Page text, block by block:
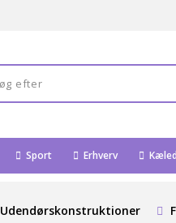
Sport Erhverv
Udendørskonstruktioner